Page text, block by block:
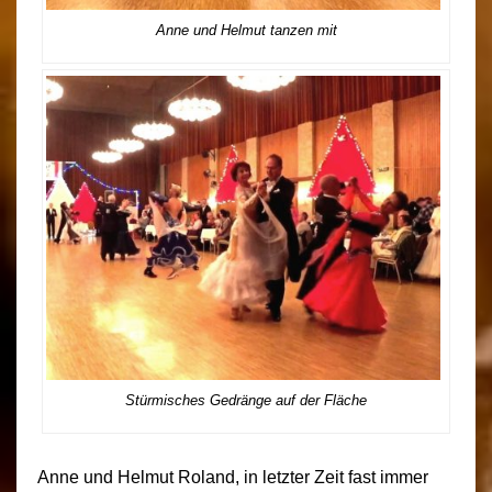
Anne und Helmut tanzen mit
Stürmisches Gedränge auf der Fläche
Anne und Helmut Roland, in letzter Zeit fast immer